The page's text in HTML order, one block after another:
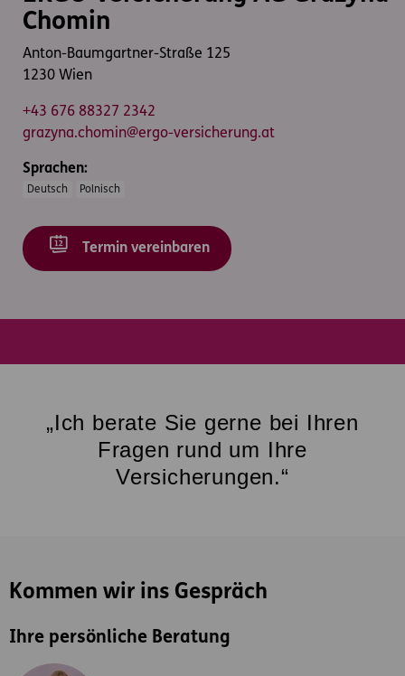
Chomin
Anton-Baumgartner-Straße 125
1230 Wien
+43 676 88327 2342
grazyna.chomin@ergo-versicherung.at
Sprachen:
Deutsch Polnisch
Termin vereinbaren
„Ich berate Sie gerne bei Ihren
Fragen rund um Ihre
Versicherungen.“
Kommen wir ins Gespräch
Ihre persönliche Beratung